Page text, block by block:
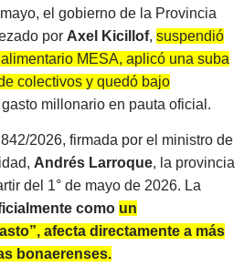
el gobierno de la Provincia
por Axel Kicillof, suspendió
MESA, aplicó una suba
colectivos y quedó bajo
millonario en pauta oficial.
2026, firmada por el ministro de
Andrés Larroque, la provincia
del 1° de mayo de 2026. La
como un
afecta directamente a más
bonaerenses.